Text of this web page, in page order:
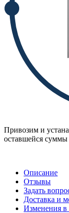
Привозим и
оставшейся суммы
Описание
Отзывы
Задать
Доставка и
Изменения в